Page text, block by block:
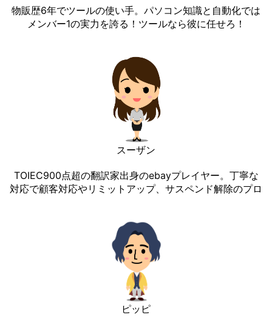
物販歴6年でツールの使い手。パソコン知識と自動化では
メンバー1の実力を誇る！ツールなら彼に任せろ！
スーザン
TOIEC900点超の翻訳家出身のebayプレイヤー。丁寧な
対応で顧客対応やリミットアップ、サスペンド解除のプロ
ピッピ